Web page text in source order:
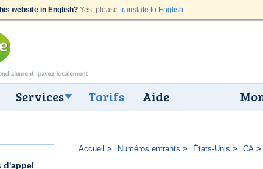
website in English? Yes, please translate to English.
Services Tarifs Aide
d'appel
Accueil Numéros entrants États-Unis CA